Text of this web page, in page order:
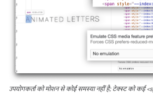
उपयोगकर्ता को मोशन से कोई समस्या नहीं है; टेक्स्ट को कई